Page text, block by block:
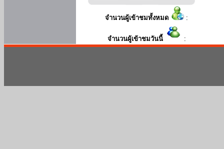
จำนวนผู้เข้าชมทั้งหมด :
จำนวนผู้เข้าชมวันนี้ :